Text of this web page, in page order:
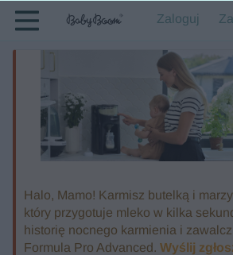
Zaloguj
Halo, Mamo! Karmisz butelką i
który przygotuje mleko w kilka
historię nocnego karmienia i
Formula Pro Advanced. Wyślij